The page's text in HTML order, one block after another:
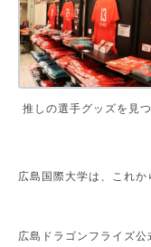
推しの選手グッズを見
広島国際大学は、これか
広島ドラゴンフライズ公